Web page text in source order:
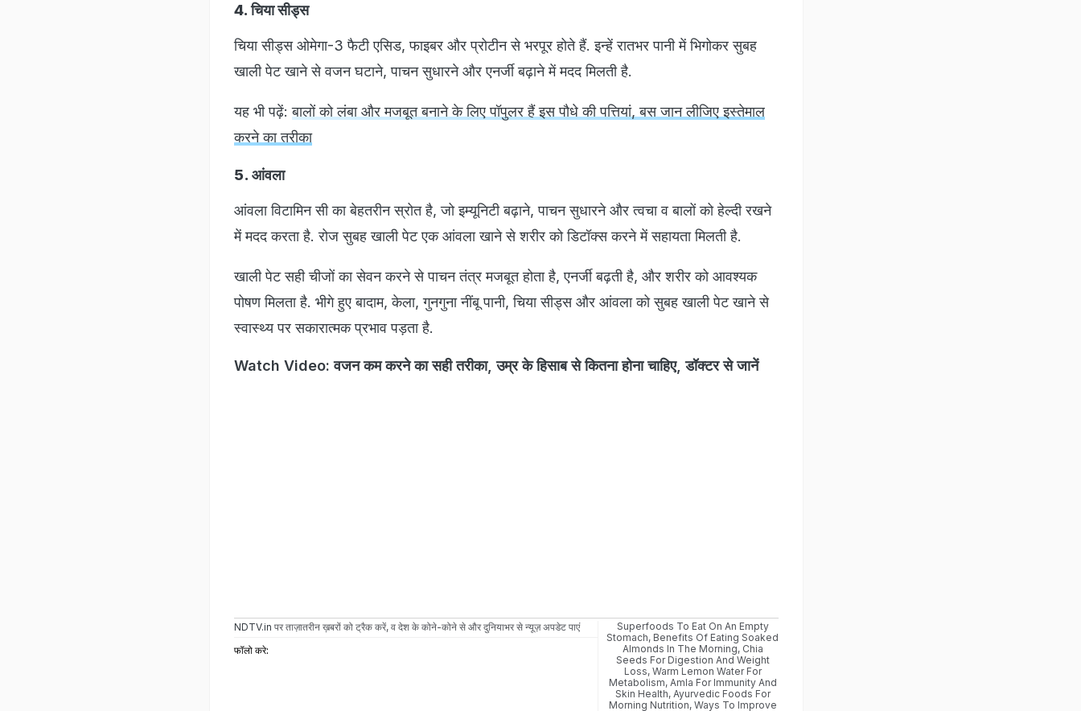
4. चिया सीड्स
चिया सीड्स ओमेगा-3 फैटी एसिड, फाइबर और प्रोटीन से भरपूर होते हैं. इन्हें रातभर पानी में भिगोकर सुबह
खाली पेट खाने से वजन घटाने, पाचन सुधारने और एनर्जी बढ़ाने में मदद मिलती है.
यह भी पढ़ें:बालों को लंबा और मजबूत बनाने के लिए पॉपुलर हैं इस पौधे की पत्तियां, बस जान लीजिए इस्तेमाल
करने का तरीका
5. आंवला
आंवला विटामिन सी का बेहतरीन स्रोत है, जो इम्यूनिटी बढ़ाने, पाचन सुधारने और त्वचा व बालों को हेल्दी रखने
में मदद करता है. रोज सुबह खाली पेट एक आंवला खाने से शरीर को डिटॉक्स करने में सहायता मिलती है.
खाली पेट सही चीजों का सेवन करने से पाचन तंत्र मजबूत होता है, एनर्जी बढ़ती है, और शरीर को आवश्यक
पोषण मिलता है. भीगे हुए बादाम, केला, गुनगुना नींबू पानी, चिया सीड्स और आंवला को सुबह खाली पेट खाने से
स्वास्थ्य पर सकारात्मक प्रभाव पड़ता है.
Watch Video: वजन कम करने का सही तरीका, उम्र के हिसाब से कितना होना चाहिए, डॉक्टर से जानें
NDTV.in पर ताज़ातरीन ख़बरों को ट्रैक करें, व देश के कोने-कोने से और दुनियाभर से न्यूज़ अपडेट पाएं
फॉलो करे:
Superfoods To Eat On An Empty
Stomach, Benefits Of Eating Soaked
Almonds In The Morning, Chia
Seeds For Digestion And Weight
Loss, Warm Lemon Water For
Metabolism, Amla For Immunity And
Skin Health, Ayurvedic Foods For
Morning Nutrition, Ways To Improve